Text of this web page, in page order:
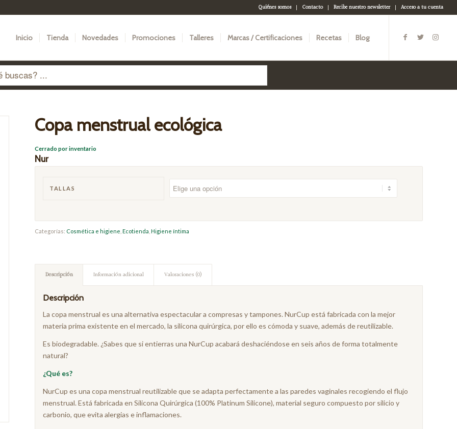
Quiénes somos Contacto Recibe nuestro newsletter Acceso a tu cuenta
Inicio Tienda Novedades Promociones Talleres Marcas / Certificaciones Recetas Blog
Copa menstrual ecológica
Cerrado por inventario
Nur
TALLAS
Categorías: Cosmética e higiene ,Ecotienda ,Higiene íntima
Descripción Información adicional Valoraciones (0)
Descripción
La copa menstrual es una alternativa espectacular a compresas y tampones. NurCup está fabricada con la mejor
materia prima existente en el mercado, la silicona quirúrgica, por ello es cómoda y suave, además de reutilizable.
Es biodegradable. ¿Sabes que si entierras una NurCup acabará deshaciéndose en seis años de forma totalmente
natural?
¿Qué es?
NurCup es una copa menstrual reutilizable que se adapta perfectamente a las paredes vaginales recogiendo el flujo
menstrual. Está fabricada en Silicona Quirúrgica (100% Platinum Silicone), material seguro compuesto por silicio y
carbonio, que evita alergias e inflamaciones.